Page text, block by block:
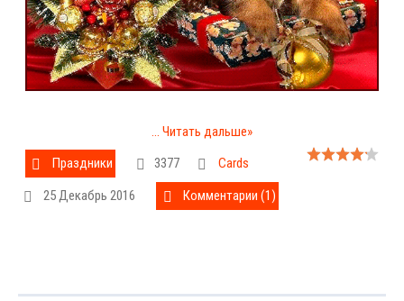
... Читать дальше»
Праздники
3377
Cards
25 Декабрь 2016
Комментарии (1)